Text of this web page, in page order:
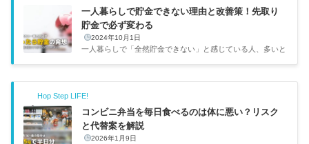
一人暮らしで貯金できない理由と改善策！先取り
貯金で必ず変わる
2024年10月1日
一人暮らしで「全然貯金できない」と感じている人、多いと
「先取り貯金」の仕組みを作ってからは、最初の1年で60万
円貯まりました。この記事では、貯金できない本当の原因
と、仕組みで解決する方法をまとめます。原因改善策月間効
果余ったら貯金する先取り貯金（自動振替）+1〜5万円固定
費が高すぎる格安SIM＋サブスク整理+3,000〜8,000円支出
Hop Step LIFE!
コンビニ弁当を毎日食べるのは体に悪い？リスク
と代替案を解説
2026年1月9日